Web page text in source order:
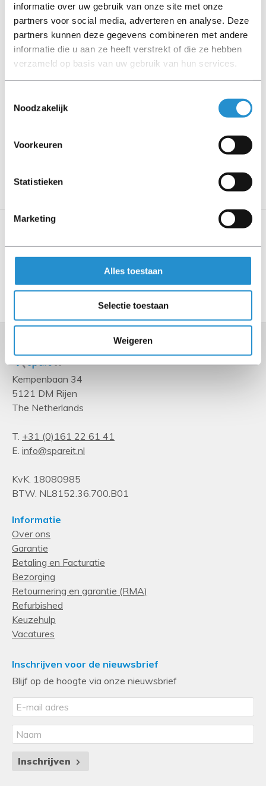
informatie over uw gebruik van onze site met onze
partners voor social media, adverteren en analyse. Deze
partners kunnen deze gegevens combineren met andere
informatie die u aan ze heeft verstrekt of die ze hebben
verzameld op basis van uw gebruik van hun services.
Noodzakelijk
Voorkeuren
Statistieken
Marketing
Alles toestaan
Selectie toestaan
Weigeren
Let goed op de productbeschrijving en neem bij vragen
contact op met ons.
Omschrijving
LET OP: Op refurbished producten geldt een
garantieperiode van 90 dagen, tenzij anders
Specificaties
Toon meer
Kempenbaan 34
5121 DM Rijen
The Netherlands
T. +31 (0)161 22 61 41
E. info@spareit.nl
KvK. 18080985
BTW. NL8152.36.700.B01
Informatie
Over ons
Garantie
Betaling en Facturatie
Bezorging
Retournering en garantie (RMA)
Refurbished
Keuzehulp
Vacatures
Inschrijven voor de nieuwsbrief
Blijf op de hoogte via onze nieuwsbrief
Inschrijven